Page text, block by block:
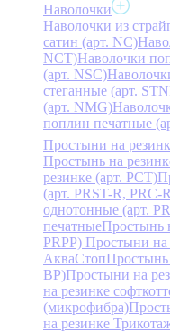
Наволочки
Наволочки из
сатин (арт. NC)
NCT)Наволочки
(арт. NSC)
стеганные (арт.
(арт. NMG)
поплин печатные
Простыни на
Простынь на
резинке (арт. PCT)
(арт. PRST-R, PRC-
однотонные (арт.
печатныеПростынь
PRPP) Простыни на
АкваСтопПростынь
BP)Простыни на
на резинке
(микрофибра)
на резинке